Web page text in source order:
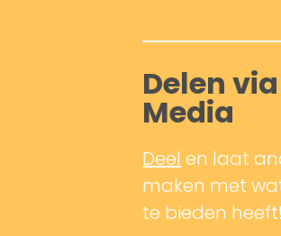
Delen
Media
Deel en laat
maken met
te bieden heeft!